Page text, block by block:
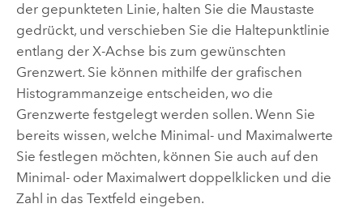
der gepunkteten Linie, halten Sie die Maustaste
gedrückt, und verschieben Sie die Haltepunktlinie
entlang der X-Achse bis zum gewünschten
Grenzwert. Sie können mithilfe der grafischen
Histogrammanzeige entscheiden, wo die
Grenzwerte festgelegt werden sollen. Wenn Sie
bereits wissen, welche Minimal- und Maximalwerte
Sie festlegen möchten, können Sie auch auf den
Minimal- oder Maximalwert doppelklicken und die
Zahl in das Textfeld eingeben.